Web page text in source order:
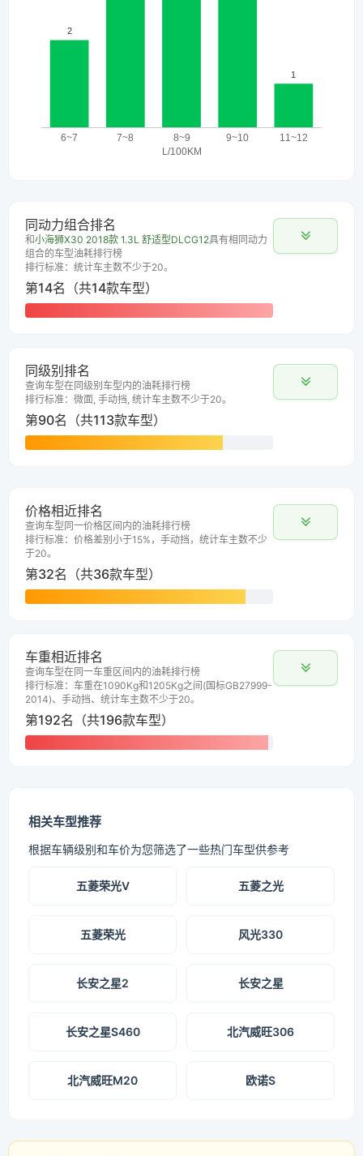
同动力组合排名
和小海狮X30 2018款 1.3L 舒适型DLCG12具有相同动力
组合的车型油耗排行榜
排行标准：统计车主数不少于20。
第14名（共14款车型）
同级别排名
查询车型在同级别车型内的油耗排行榜
排行标准：微面, 手动挡, 统计车主数不少于20。
第90名（共113款车型）
价格相近排名
查询车型同一价格区间内的油耗排行榜
排行标准：价格差别小于15%，手动挡，统计车主数不少
于20。
第32名（共36款车型）
车重相近排名
查询车型在同一车重区间内的油耗排行榜
排行标准：车重在1090Kg和1205Kg之间(国标GB27999-
2014)、手动挡、统计车主数不少于20。
第192名（共196款车型）
相关车型推荐
根据车辆级别和车价为您筛选了一些热门车型供参考
五菱荣光V 五菱之光
五菱荣光 风光330
长安之星2 长安之星
长安之星S460 北汽威旺306
北汽威旺M20 欧诺S